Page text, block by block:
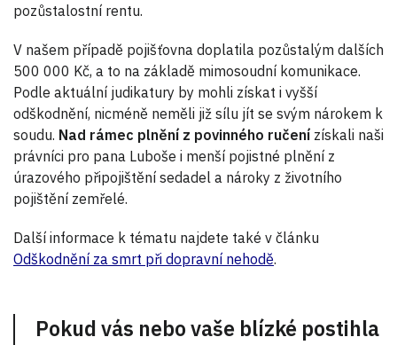
pozůstalostní rentu.
V našem případě pojišťovna doplatila pozůstalým dalších
500 000 Kč, a to na základě mimosoudní komunikace.
Podle aktuální judikatury by mohli získat i vyšší
odškodnění, nicméně neměli již sílu jít se svým nárokem k
soudu. Nad rámec plnění z povinného ručení získali naši
právníci pro pana Luboše i menší pojistné plnění z
úrazového připojištění sedadel a nároky z životního
pojištění zemřelé.
Další informace k tématu najdete také v článku
Odškodnění za smrt při dopravní nehodě.
Pokud vás nebo vaše blízké postihla